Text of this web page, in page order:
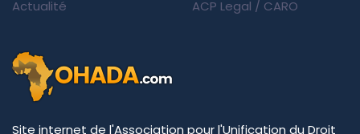
Actualité
ACP Legal / CARO
Site internet de l'Association pour l'Unification du Droit